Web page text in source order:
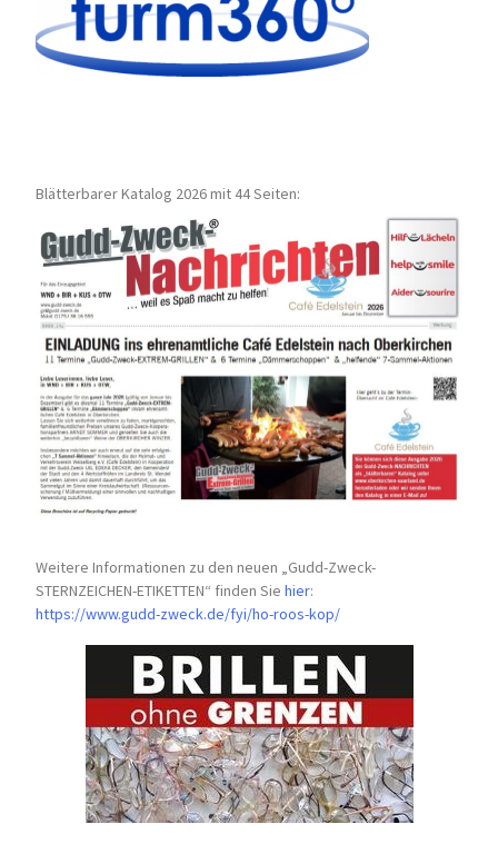
Blätterbarer Katalog 2026 mit 44 Seiten:
Weitere Informationen zu den neuen „Gudd-Zweck-
STERNZEICHEN-ETIKETTEN“ finden Siehier:
https://www.gudd-zweck.de/fyi/ho-roos-kop/